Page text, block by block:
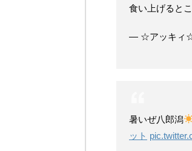
食い上げると
— ☆アッキィ☆
暑いぜ八郎潟
ット